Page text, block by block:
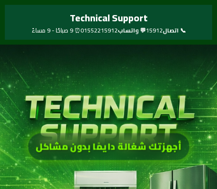
تخطي
Technical Support
📞 اتصال15912💬 واتساب01552215912⏰ 9 صباحًا - 9 مساءً
صيانة سريعة لكل الأجهزة